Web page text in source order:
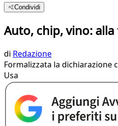
Condividi
Auto, chip, vino:
di Redazione
Formalizzata la dichiarazione
Usa